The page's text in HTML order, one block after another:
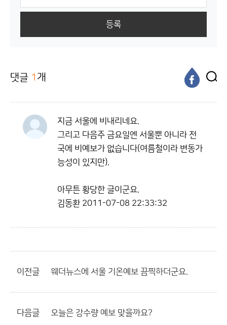
등록
댓글 1 개
지금 서울에 비내리네요.
그리고 다음주 금요일엔 서울뿐 아니라 전
국에 비예보가 없습니다(여름철이라 변동가
능성이 있지만).
아무튼 황당한 글이군요.
김동환 2011-07-08 22:33:32
이전글 웨더뉴스에 서울 기온예보 끔찍하더군요.
다음글 오늘은 강수량 예보 맞을까요?